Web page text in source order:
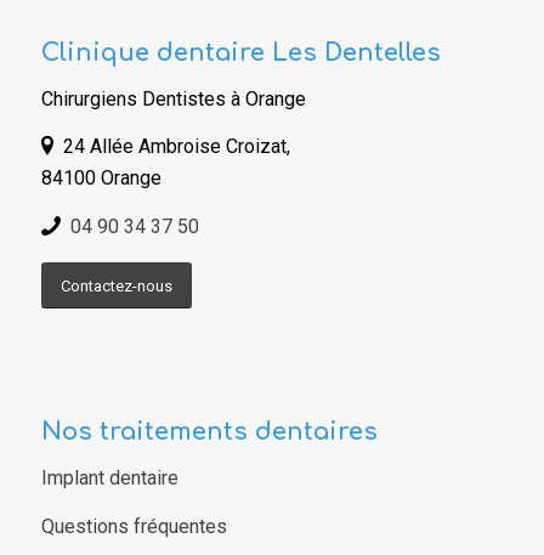
Clinique dentaire Les Dentelles
Chirurgiens Dentistes à Orange
24 Allée Ambroise Croizat,
84100 Orange
04 90 34 37 50
Contactez-nous
Nos traitements dentaires
Implant dentaire
Questions fréquentes